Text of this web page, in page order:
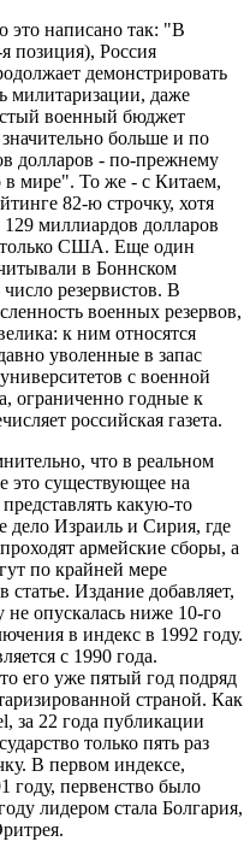
это написано так: "В
позиция), Россия
демонстрировать
милитаризации, даже
военный бюджет
больше и по
долларов - по-прежнему
в мире". То же - с Китаем,
82-ю строчку, хотя
миллиардов долларов
только США. Еще один
в Боннском
резервистов. В
военных резервов,
к ним относятся
уволенные в запас
с военной
ограниченно годные к
российская газета.
что в реальном
это существующее на
какую-то
дело Израиль и Сирия, где
армейские сборы, а
по крайней мере
статье. Издание добавляет,
не опускалась ниже 10-го
в индекс в 1992 году.
с 1990 года.
его уже пятый год подряд
страной. Как
за 22 года публикации
только пять раз
В первом индексе,
году, первенство было
лидером стала Болгария,